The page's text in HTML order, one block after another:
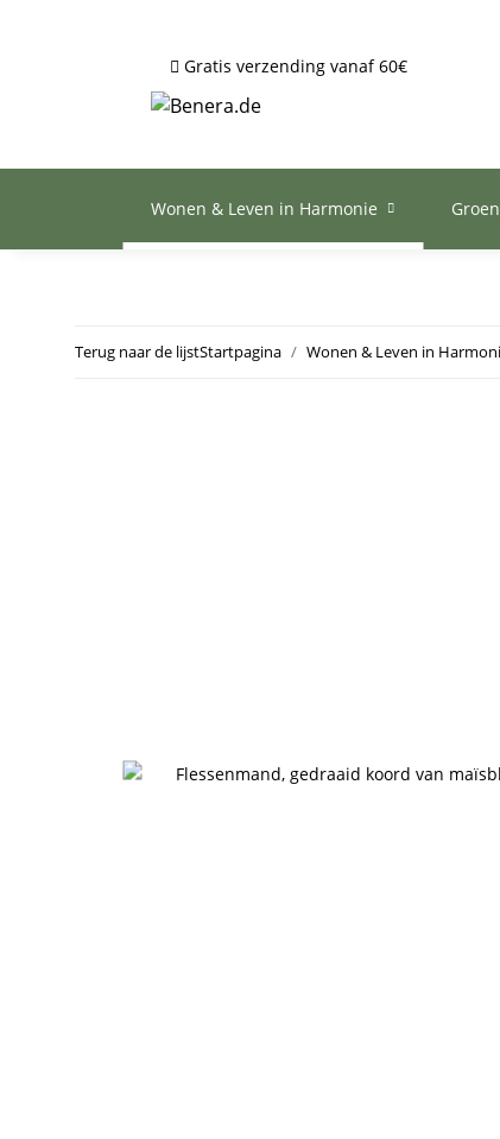
Gratis verzending vanaf 60€
Wonen & Leven in Harmonie
Terug naar de lijstStartpagina Wonen & Leven in